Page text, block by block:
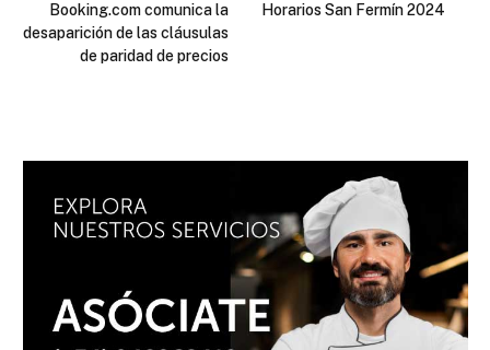
Booking.com comunica la
desaparición de las cláusulas
de paridad de precios
Horarios San Fermín 2024